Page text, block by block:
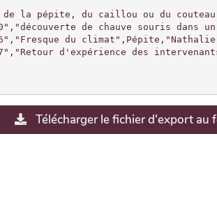
la pépite, du caillou ou du
de chauve souris
du climat",Pépite,"Nathalie
Télécharger le fichier d'export au